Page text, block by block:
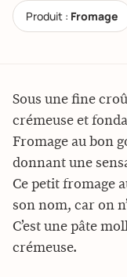
Produit : Fromage
Sous une fine
crémeuse et
Fromage au bon
donnant une
Ce petit fromage
son nom, car on
C’est une pâte
crémeuse.